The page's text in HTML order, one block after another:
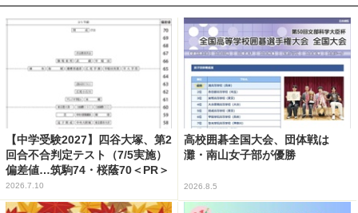
【中学受験2027】四谷大塚、第2
回合不合判定テスト（7/5実施）
偏差値…筑駒74・桜蔭70＜PR＞
2026.7.10
高校囲碁全国大会、団体戦は
灘・南山女子部が優勝
2026.8.5